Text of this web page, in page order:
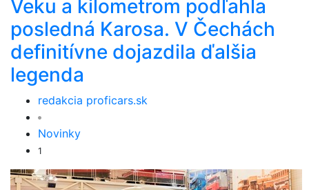
Veku a kilometrom podľahla
posledná Karosa. V Čechách
definitívne dojazdila ďalšia
legenda
redakcia proficars.sk
Novinky
1